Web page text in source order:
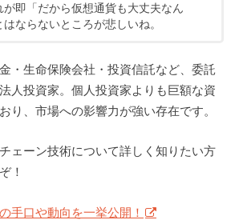
が即「だから仮想通貨も大丈夫なん
はならないところが悲しいね。
・生命保険会社・投資信託など、委託
人投資家。個人投資家よりも巨額な資
り、市場への影響力が強い存在です。
ェーン技術について詳しく知りたい方
！
手口や動向を一挙公開！